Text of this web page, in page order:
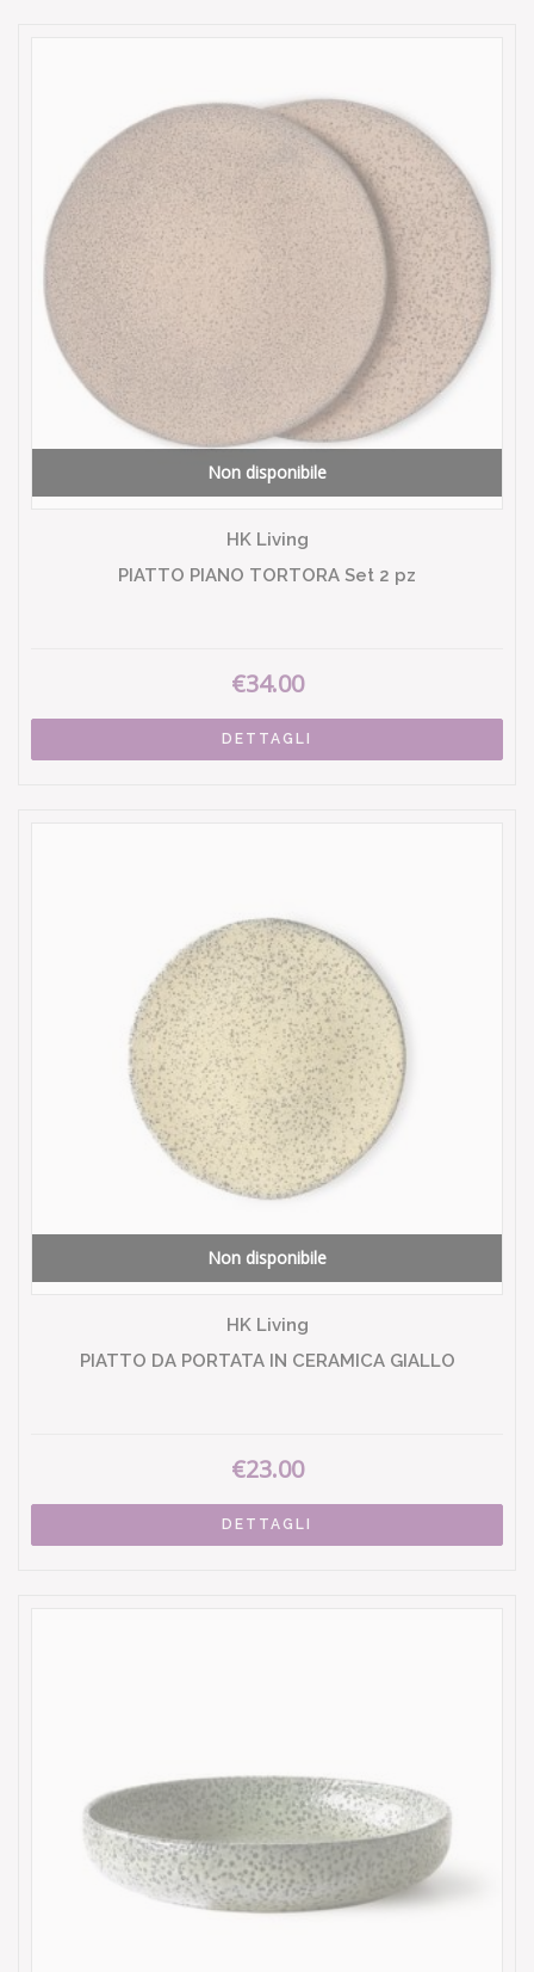
Non disponibile
HK Living
PIATTO PIANO TORTORA Set 2 pz
€34.00
DETTAGLI
Non disponibile
HK Living
PIATTO DA PORTATA IN CERAMICA GIALLO
€23.00
DETTAGLI